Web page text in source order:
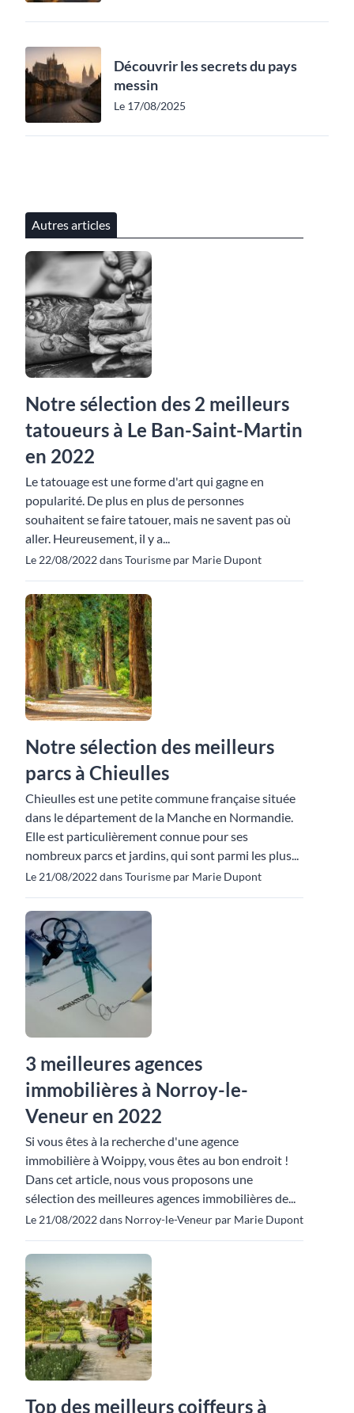
Découvrir les secrets du pays
messin
Le 17/08/2025
Autres articles
Notre sélection des 2 meilleurs
tatoueurs à Le Ban-Saint-Martin
en 2022
Le tatouage est une forme d'art qui gagne en
popularité. De plus en plus de personnes
souhaitent se faire tatouer, mais ne savent pas où
aller. Heureusement, il y a...
Le 22/08/2022 dans Tourisme par Marie Dupont
Notre sélection des meilleurs
parcs à Chieulles
Chieulles est une petite commune française située
dans le département de la Manche en Normandie.
Elle est particulièrement connue pour ses
nombreux parcs et jardins, qui sont parmi les plus...
Le 21/08/2022 dans Tourisme par Marie Dupont
3 meilleures agences
immobilières à Norroy-le-
Veneur en 2022
Si vous êtes à la recherche d'une agence
immobilière à Woippy, vous êtes au bon endroit !
Dans cet article, nous vous proposons une
sélection des meilleures agences immobilières de...
Le 21/08/2022 dans Norroy-le-Veneur par Marie Dupont
Top des meilleurs coiffeurs à